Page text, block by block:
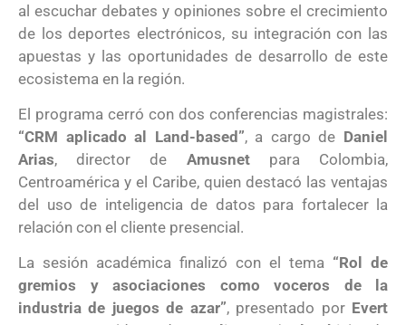
al escuchar debates y opiniones sobre el crecimiento
de los deportes electrónicos, su integración con las
apuestas y las oportunidades de desarrollo de este
ecosistema en la región.
El programa cerró con dos conferencias magistrales:
“CRM aplicado al Land-based”, a cargo de Daniel
Arias, director de Amusnetpara Colombia,
Centroamérica y el Caribe, quien destacó las ventajas
del uso de inteligencia de datos para fortalecer la
relación con el cliente presencial.
La sesión académica finalizó con el tema “Rol de
gremios y asociaciones como voceros de la
industria de juegos de azar”, presentado por Evert